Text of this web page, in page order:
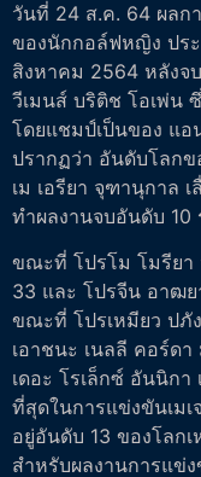
วันที่ 24 ส.ค. 64 ผลก
ของนักกอล์ฟหญิง ปร
สิงหาคม 2564 หลังจ
วีเมนส์ บริติช โอเพ่น
โดยแชมป์เป็นของ แอ
ปรากฏว่า อันดับโลก
เม เอรียา จุฑานุกาล
ทำผลงานจบอันดับ 10
ขณะที่ โปรโม โมรียา
33 และ โปรจีน อาฒ
ขณะที่ โปรเหมียว ปภั
เอาชนะ เนลลี คอร์ด
เดอะ โรเล็กซ์ อันนิกา
ที่สุดในการแข่งขันเมเ
อยู่อันดับ 13 ของโลกเ
สำหรับผลงานการแข่